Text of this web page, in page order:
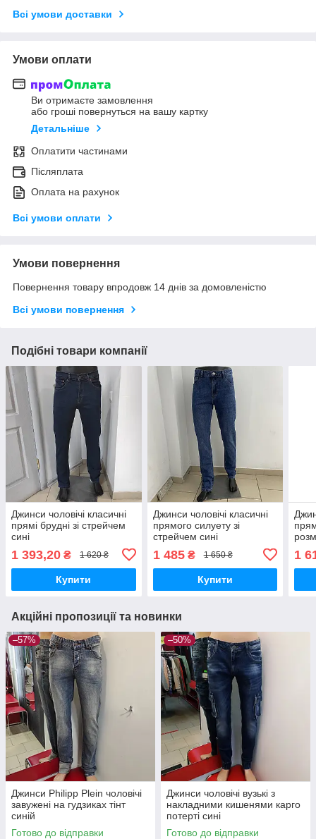
Всі умови доставки
Умови оплати
Ви отримаєте замовлення
або гроші повернуться на вашу картку
Детальніше
Оплатити частинами
Післяплата
Оплата на рахунок
Всі умови оплати
Умови повернення
Повернення товару впродовж 14 днів за домовленістю
Всі умови повернення
Подібні товари компанії
Джинси чоловічі класичні
прямі брудні зі стрейчем
сині
1 393,20 ₴ 1 620 ₴
Купити
Джинси чоловічі класичні
прямого силуету зі
стрейчем сині
1 485₴ 1 650 ₴
Купити
1
Акційні пропозиції та новинки
–57%
Джинси Philipp Plein чоловічі
завужені на гудзиках тінт
синій
Готово до відправки
–50%
Джинси чоловічі вузькі з
накладними кишенями карго
потерті сині
Готово до відправки